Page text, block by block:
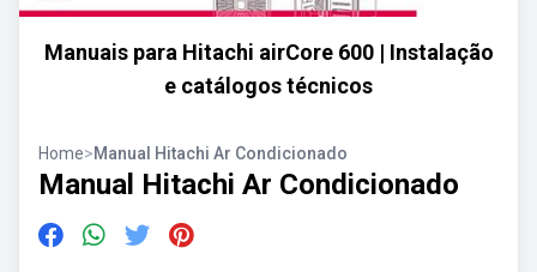
Manuais para Hitachi airCore 600 | Instalação
e catálogos técnicos
Home>Manual Hitachi Ar Condicionado
Manual Hitachi Ar Condicionado